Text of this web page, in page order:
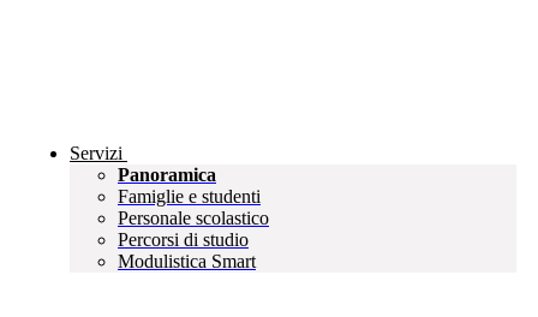
Servizi
Panoramica
Famiglie e studenti
Personale scolastico
Percorsi di studio
Modulistica Smart